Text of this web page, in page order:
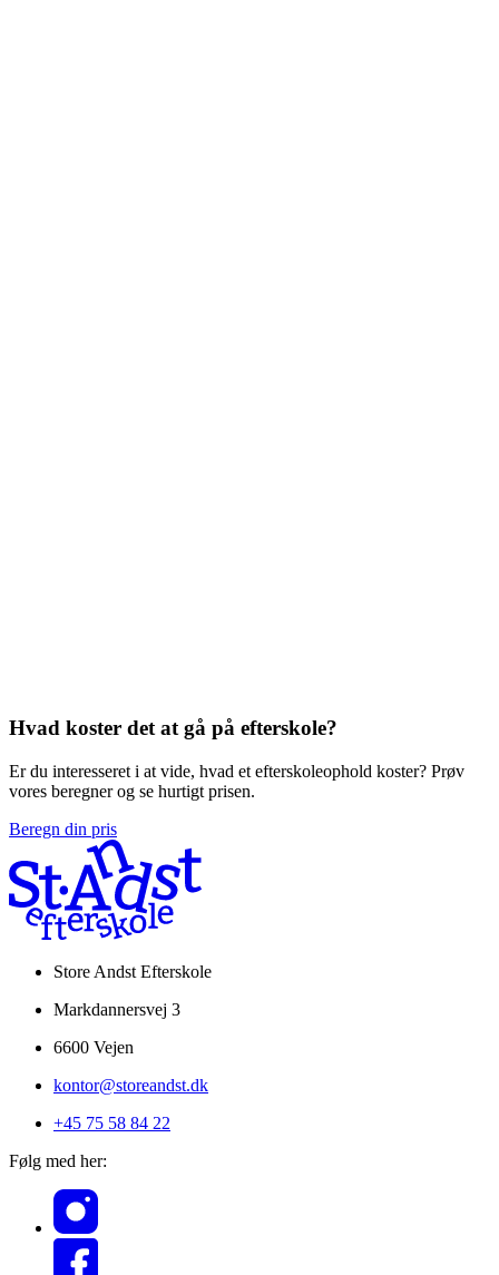
Hvad koster det at gå på efterskole?
Er du interesseret i at vide, hvad et efterskoleophold koster? Prøv
vores beregner og se hurtigt prisen.
Beregn din pris
Store Andst Efterskole
Markdannersvej 3
6600 Vejen
kontor@storeandst.dk
+45 75 58 84 22
Følg med her: